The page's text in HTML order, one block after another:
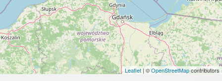
Leaflet | ©OpenStreetMapcontributors